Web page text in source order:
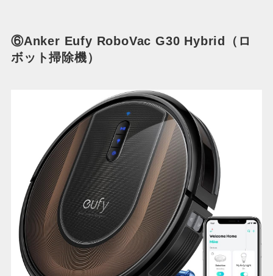
⑥Anker Eufy RoboVac G30 Hybrid（ロ
ボット掃除機）